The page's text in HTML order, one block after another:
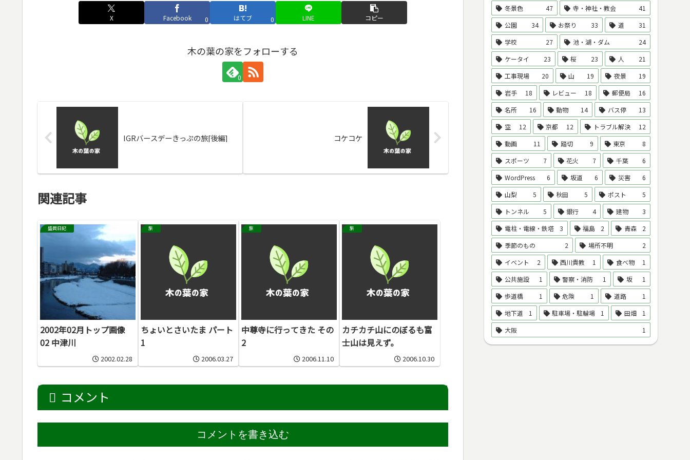
X Facebook 0 はてブ 0 LINE コピー
木の葉の家をフォローする
0
IGRバースデーきっぷの旅[後編] コケコケ
関連記事
盛岡日記
2002年02月トップ画像
02 中津川
2002.02.28
旅
ちょいとさいたま パート
1
2006.03.27
旅
中尊寺に行ってきた その
2
2006.11.10
旅
カチカチ山にのぼるも富
士山は見えず。
2006.10.30
コメント
コメントを書き込む
冬景色 47 寺・神社・教会
41
公園
34 お祭り 33 道
31
学校
27 池・湖・ダム
24
ケータイ
23 桜 23 人
21
工事現場
20 山 19 夜景
19
岩手
18 レビュー 18 郵便局
16
名所
16 動物 14 バス停
13
空
12 京都 12 トラブル解決
12
動画
11 踏切 9 東京
8
スポーツ
7 花火 7 千葉
6
WordPress
6 坂道 6 災害
6
山梨
5 秋田 5 ポスト
5
トンネル
5 銀行 4 建物
3
電柱・電線・鉄塔
3 福島 2 青森
2
季節のもの
2 場所不明
2
イベント
2 西川貴教 1 食べ物
1
公共施設
1 警察・消防 1 坂
1
歩道橋
1 危険 1 道路
1
地下道
1 駐車場・駐輪場 1 田畑
1
大阪
1